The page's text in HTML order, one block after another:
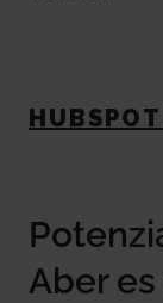
Aber